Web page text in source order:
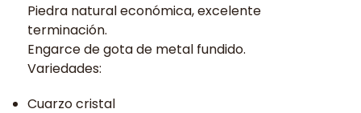
Piedra natural económica, excelente
terminación.
Engarce de gota de metal fundido.
Variedades:
Cuarzo cristal